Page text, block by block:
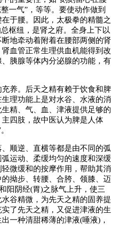
一气”，等等。要使动作做到
于腰。因此，太极拳的精髓之
枢纽，是肾之府。全身上下以
地牵动着附着在腰部两侧的肾
血管正常生理供血机能得到改
胰腺等体内分泌腺的功能，有
养。后天之精有赖于饮食和脾
理功能上是对水谷、水液的消
精、气、血、津液提供足够的
四肢，故中医认为脾是人体
逆、直横等都是由不同的弧
运动、柔缓均匀的速度和深缓
微缓和的按摩作用，帮助其消
拗步、转腰、合胯、领膝、迈
阳阴经(胃)之脉气上升，使三
谷精微，为先天之精的固养提
了先天之精，又促进津液的生
一种清甜稀薄的津液(唾液)，